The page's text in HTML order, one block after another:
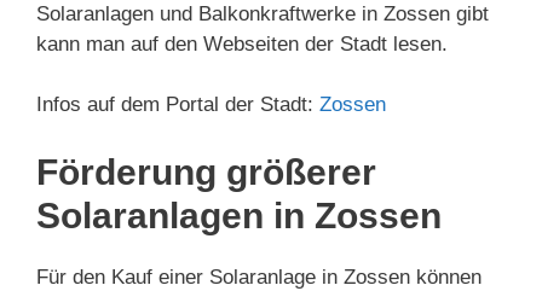
Solaranlagen und Balkonkraftwerke in Zossen gibt
kann man auf den Webseiten der Stadt lesen.
Infos auf dem Portal der Stadt: Zossen
Förderung größerer
Solaranlagen in Zossen
Für den Kauf einer Solaranlage in Zossen können